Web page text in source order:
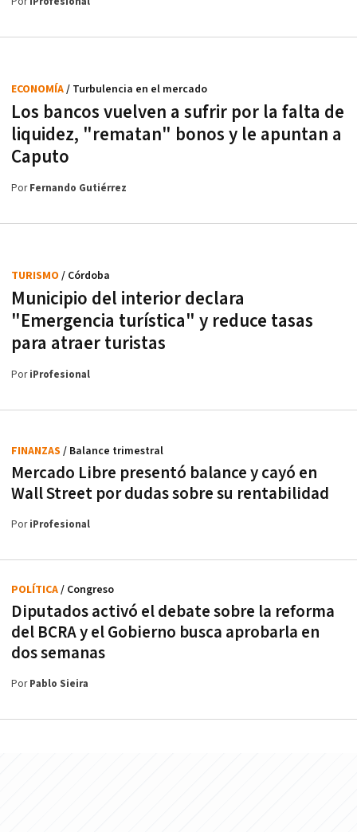
Los bancos vuelven a sufrir por la falta de
liquidez, "rematan" bonos y le apuntan a
Caputo
ECONOMÍA/ Turbulencia en el mercado
PorFernando Gutiérrez
Municipio del interior declara
"Emergencia turística" y reduce tasas
para atraer turistas
TURISMO / Córdoba
PoriProfesional
Mercado Libre presentó balance y cayó en
Wall Street por dudas sobre su rentabilidad
FINANZAS / Balance trimestral
PoriProfesional
Diputados activó el debate sobre la reforma
del BCRA y el Gobierno busca aprobarla en
dos semanas
POLÍTICA/ Congreso
PorPablo Sieira